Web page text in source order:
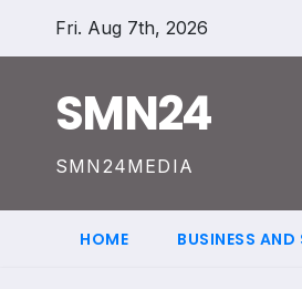
Fri. Aug 7th, 2026
SMN24
SMN24MEDIA
HOME BUSINESS AND